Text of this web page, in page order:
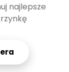
najlepsze